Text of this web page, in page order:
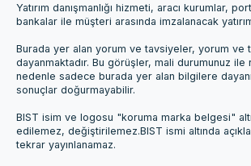
Yatırım danışmanlığı hizmeti, aracı
bankalar ile müşteri arasında imzalanacak
Burada yer alan yorum ve tavsiyeler, yorum ve
dayanmaktadır. Bu görüşler, mali durumunuz
nedenle sadece burada yer alan bilgilere
sonuçlar doğurmayabilir.
BIST isim ve logosu "koruma marka belgesi"
edilemez, değiştirilemez.BIST ismi altında
tekrar yayınlanamaz.